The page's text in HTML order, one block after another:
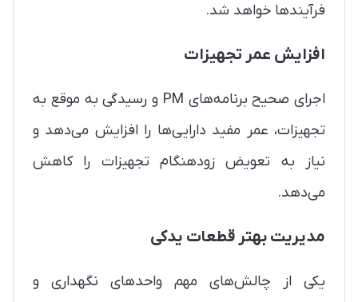
فرآیندها خواهد شد.
افزایش عمر تجهیزات
اجرای صحیح برنامه‌های PM و رسیدگی به موقع به
تجهیزات، عمر مفید دارایی‌ها را افزایش می‌دهد و
نیاز به تعویض زودهنگام تجهیزات را کاهش
می‌دهد.
مدیریت بهتر قطعات یدکی
یکی از چالش‌های مهم واحدهای نگهداری و